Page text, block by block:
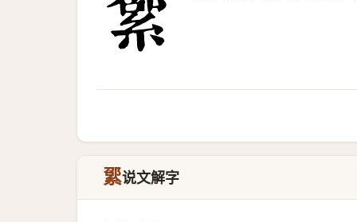
綤说文解字